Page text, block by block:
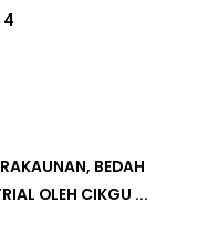
BEDAH
OLEH CIKGU ...